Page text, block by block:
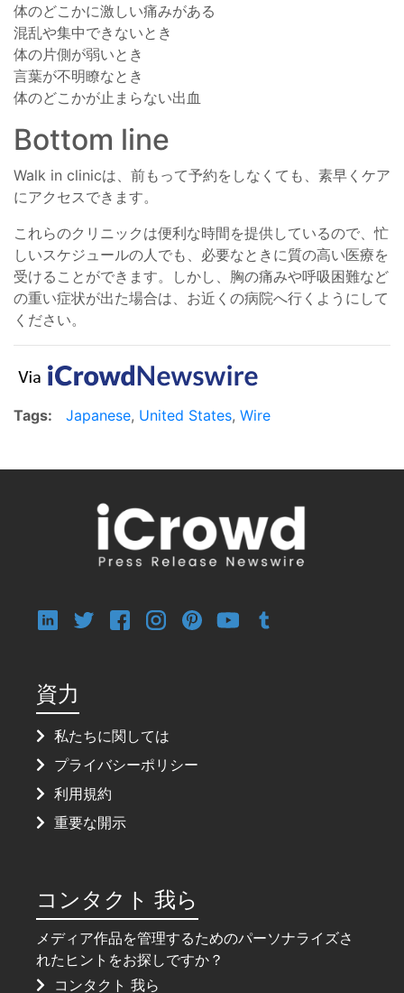
体のどこかに激しい痛みがある
混乱や集中できないとき
体の片側が弱いとき
言葉が不明瞭なとき
体のどこかが止まらない出血
Bottom line
Walk in clinicは、前もって予約をしなくても、素早くケア
にアクセスできます。
これらのクリニックは便利な時間を提供しているので、忙
しいスケジュールの人でも、必要なときに質の高い医療を
受けることができます。しかし、胸の痛みや呼吸困難など
の重い症状が出た場合は、お近くの病院へ行くようにして
ください。
Tags: Japanese, United States, Wire
資力
私たちに関しては
プライバシーポリシー
利用規約
重要な開示
コンタクト 我ら
メディア作品を管理するためのパーソナライズさ
れたヒントをお探しですか？
コンタクト 我ら